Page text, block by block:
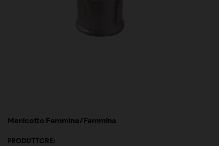
Manicotto Femmina/Femmina
PRODUTTORE: